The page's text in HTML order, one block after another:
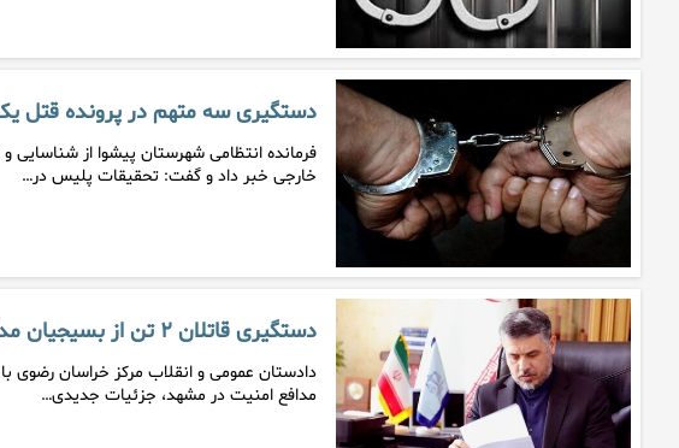
دستگیری سه متهم در پرونده قتل
فرمانده انتظامی شهرستان پیشوا از
خارجی خبر داد و گفت: تحقیقات پلیس در…
دستگیری قاتلان ۲ تن از بسیجیان مدافع امنیت در مشهد
مدافع امنیت در مشهد، جزئیات جدیدی…